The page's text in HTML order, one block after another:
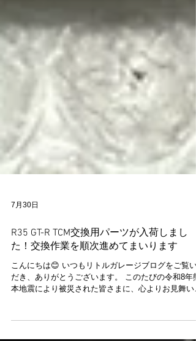
7月30日
R35 GT-R TCM交換用パーツが入荷しまし
た！交換作業を順次進めてまいります
本地震により被災された皆さまに、心よりお見舞い